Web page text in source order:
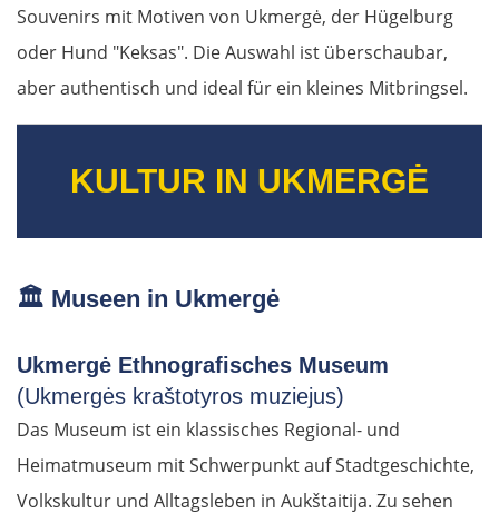
Souvenirs mit Motiven von Ukmergė, der Hügelburg
oder Hund "Keksas". Die Auswahl ist überschaubar,
aber authentisch und ideal für ein kleines Mitbringsel.
KULTUR IN UKMERGĖ
🏛️ Museen in Ukmergė
Ukmergė Ethnografisches Museum
(Ukmergės kraštotyros muziejus)
Das Museum ist ein klassisches Regional- und
Heimatmuseum mit Schwerpunkt auf Stadtgeschichte,
Volkskultur und Alltagsleben in Aukštaitija. Zu sehen